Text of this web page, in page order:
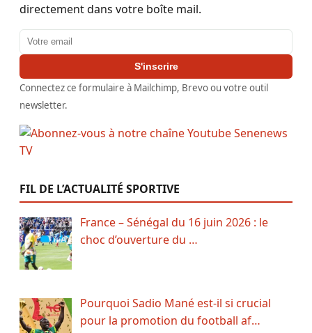
directement dans votre boîte mail.
Adresse email
S'inscrire
Connectez ce formulaire à Mailchimp, Brevo ou votre outil
newsletter.
FIL DE L’ACTUALITÉ SPORTIVE
France – Sénégal du 16 juin 2026 : le
choc d’ouverture du …
Pourquoi Sadio Mané est-il si crucial
pour la promotion du football af…